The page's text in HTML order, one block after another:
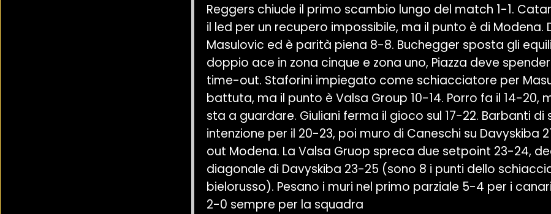
Reggers chiude il primo scambio lungo del match 1-1.
il led per un recupero impossibile, ma il punto è di Modena.
Masulovic ed è parità piena 8-8. Buchegger sposta gli
doppio ace in zona cinque e zona uno, Piazza deve
time-out. Staforini impiegato come schiacciatore per
battuta, ma il punto è Valsa Group 10-14. Porro fa il 14-20,
sta a guardare. Giuliani ferma il gioco sul 17-22. Barbanti di
intenzione per il 20-23, poi muro di Caneschi su Davyskiba
out Modena. La Valsa Gruop spreca due setpoint 23-24,
diagonale di Davyskiba 23-25 (sono 8 i punti dello
bielorusso). Pesano i muri nel primo parziale 5-4 per i
2-0 sempre per la squadra